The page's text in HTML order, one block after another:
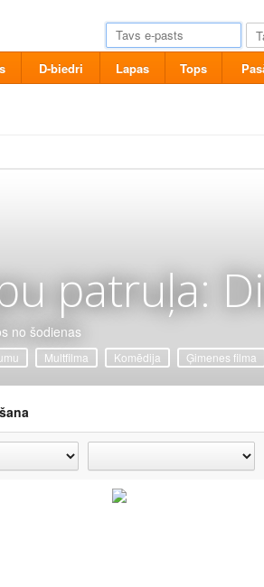
D-biedri Lapas Tops
patruļa:
no šodienas
Multfilma Komēdija Ģimenes filma